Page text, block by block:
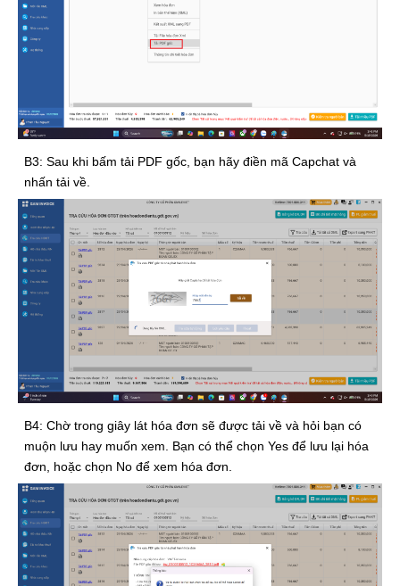
B3: Sau khi bấm tải PDF gốc, bạn hãy điền mã Capchat và
nhấn tải về.
B4: Chờ trong giây lát hóa đơn sẽ được tải về và hỏi bạn có
muộn lưu hay muốn xem. Bạn có thể chọn Yes để lưu lại hóa
đơn, hoặc chọn No để xem hóa đơn.